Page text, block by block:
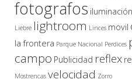
fotografos iluminación
Liebre lightroom Linces movil
la frontera Parque Nacional Perdices
campo Publicidad reflex
Mostrencas velocidad Zorro